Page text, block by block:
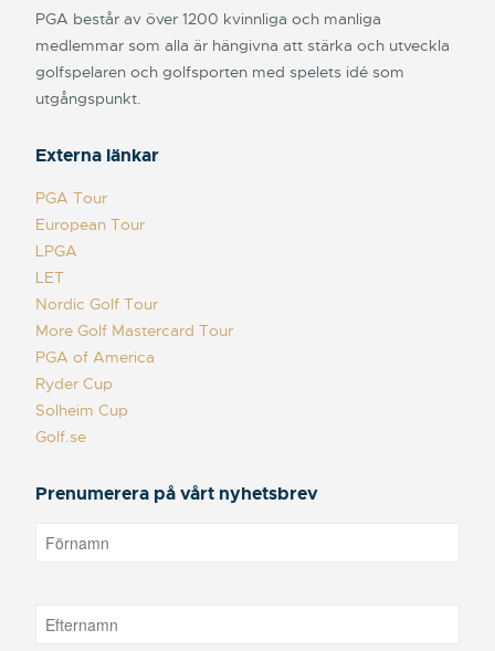
PGA består av över 1200 kvinnliga och manliga
medlemmar som alla är hängivna att stärka och utveckla
golfspelaren och golfsporten med spelets idé som
utgångspunkt.
Externa länkar
PGA Tour
European Tour
LPGA
LET
Nordic Golf Tour
More Golf Mastercard Tour
PGA of America
Ryder Cup
Solheim Cup
Golf.se
Prenumerera på vårt nyhetsbrev